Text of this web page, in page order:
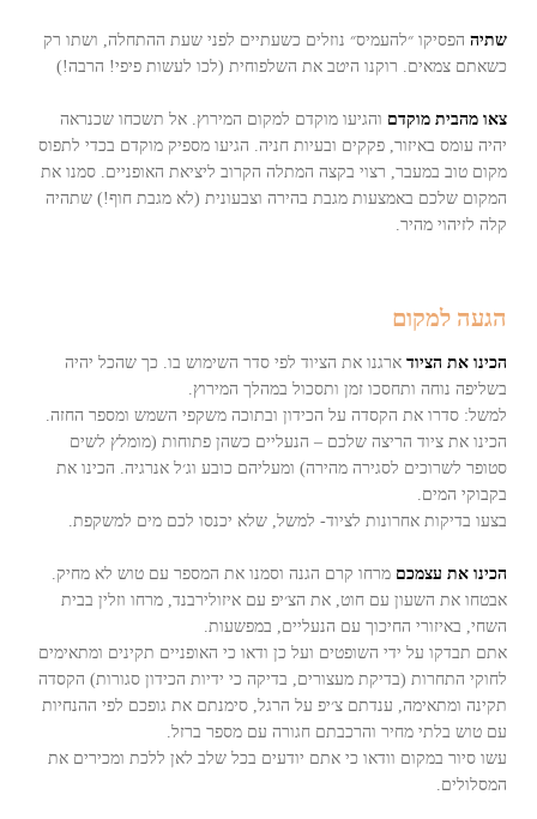
שתיה הפסיקו ״להעמיס״ נוזלים כשעתיים לפני שעת ההתחלה, ושתו רק
כשאתם צמאים. רוקנו היטב את השלפוחית (לכו לעשות פיפי! הרבה!)
צאו מהבית מוקדם והגיעו מוקדם למקום המירוץ. אל תשכחו שכנראה
יהיה עומס באיזור, פקקים ובעיות חניה. הגיעו מספיק מוקדם בכדי לתפוס
מקום טוב במעבר, רצוי בקצה המתלה הקרוב ליציאת האופניים. סמנו את
המקום שלכם באמצעות מגבת בהירה וצבעונית (לא מגבת חוף!) שתהיה
קלה לזיהוי מהיר.
הגעה למקום
הכינו את הציוד ארגנו את הציוד לפי סדר השימוש בו. כך שהכל יהיה
בשליפה נוחה ותחסכו זמן ותסכול במהלך המירוץ.
למשל: סדרו את הקסדה על הכידון ובתוכה משקפי השמש ומספר החזה.
הכינו את ציוד הריצה שלכם – הנעליים כשהן פתוחות (מומלץ לשים
סטופר לשרוכים לסגירה מהירה) ומעליהם כובע וג׳ל אנרגיה. הכינו את
בקבוקי המים.
בצעו בדיקות אחרונות לציוד- למשל, שלא יכנסו לכם מים למשקפת.
הכינו את עצמכם מרחו קרם הגנה וסמנו את המספר עם טוש לא מחיק.
אבטחו את השעון עם חוט, את הצ׳יפ עם איזולירבנד, מרחו וזלין בבית
השחי, באיזורי החיכוך עם הנעליים, במפשעות.
אתם תבדקו על ידי השופטים ועל כן ודאו כי האופניים תקינים ומתאימים
לחוקי התחרות (בדיקת מעצורים, בדיקה כי ידיות הכידון סגורות) הקסדה
תקינה ומתאימה, ענדתם צ׳יפ על הרגל, סימנתם את גופכם לפי ההנחיות
עם טוש בלתי מחיר והרכבתם חגורה עם מספר ברזל.
עשו סיור במקום וודאו כי אתם יודעים בכל שלב לאן ללכת ומכירים את
המסלולים.